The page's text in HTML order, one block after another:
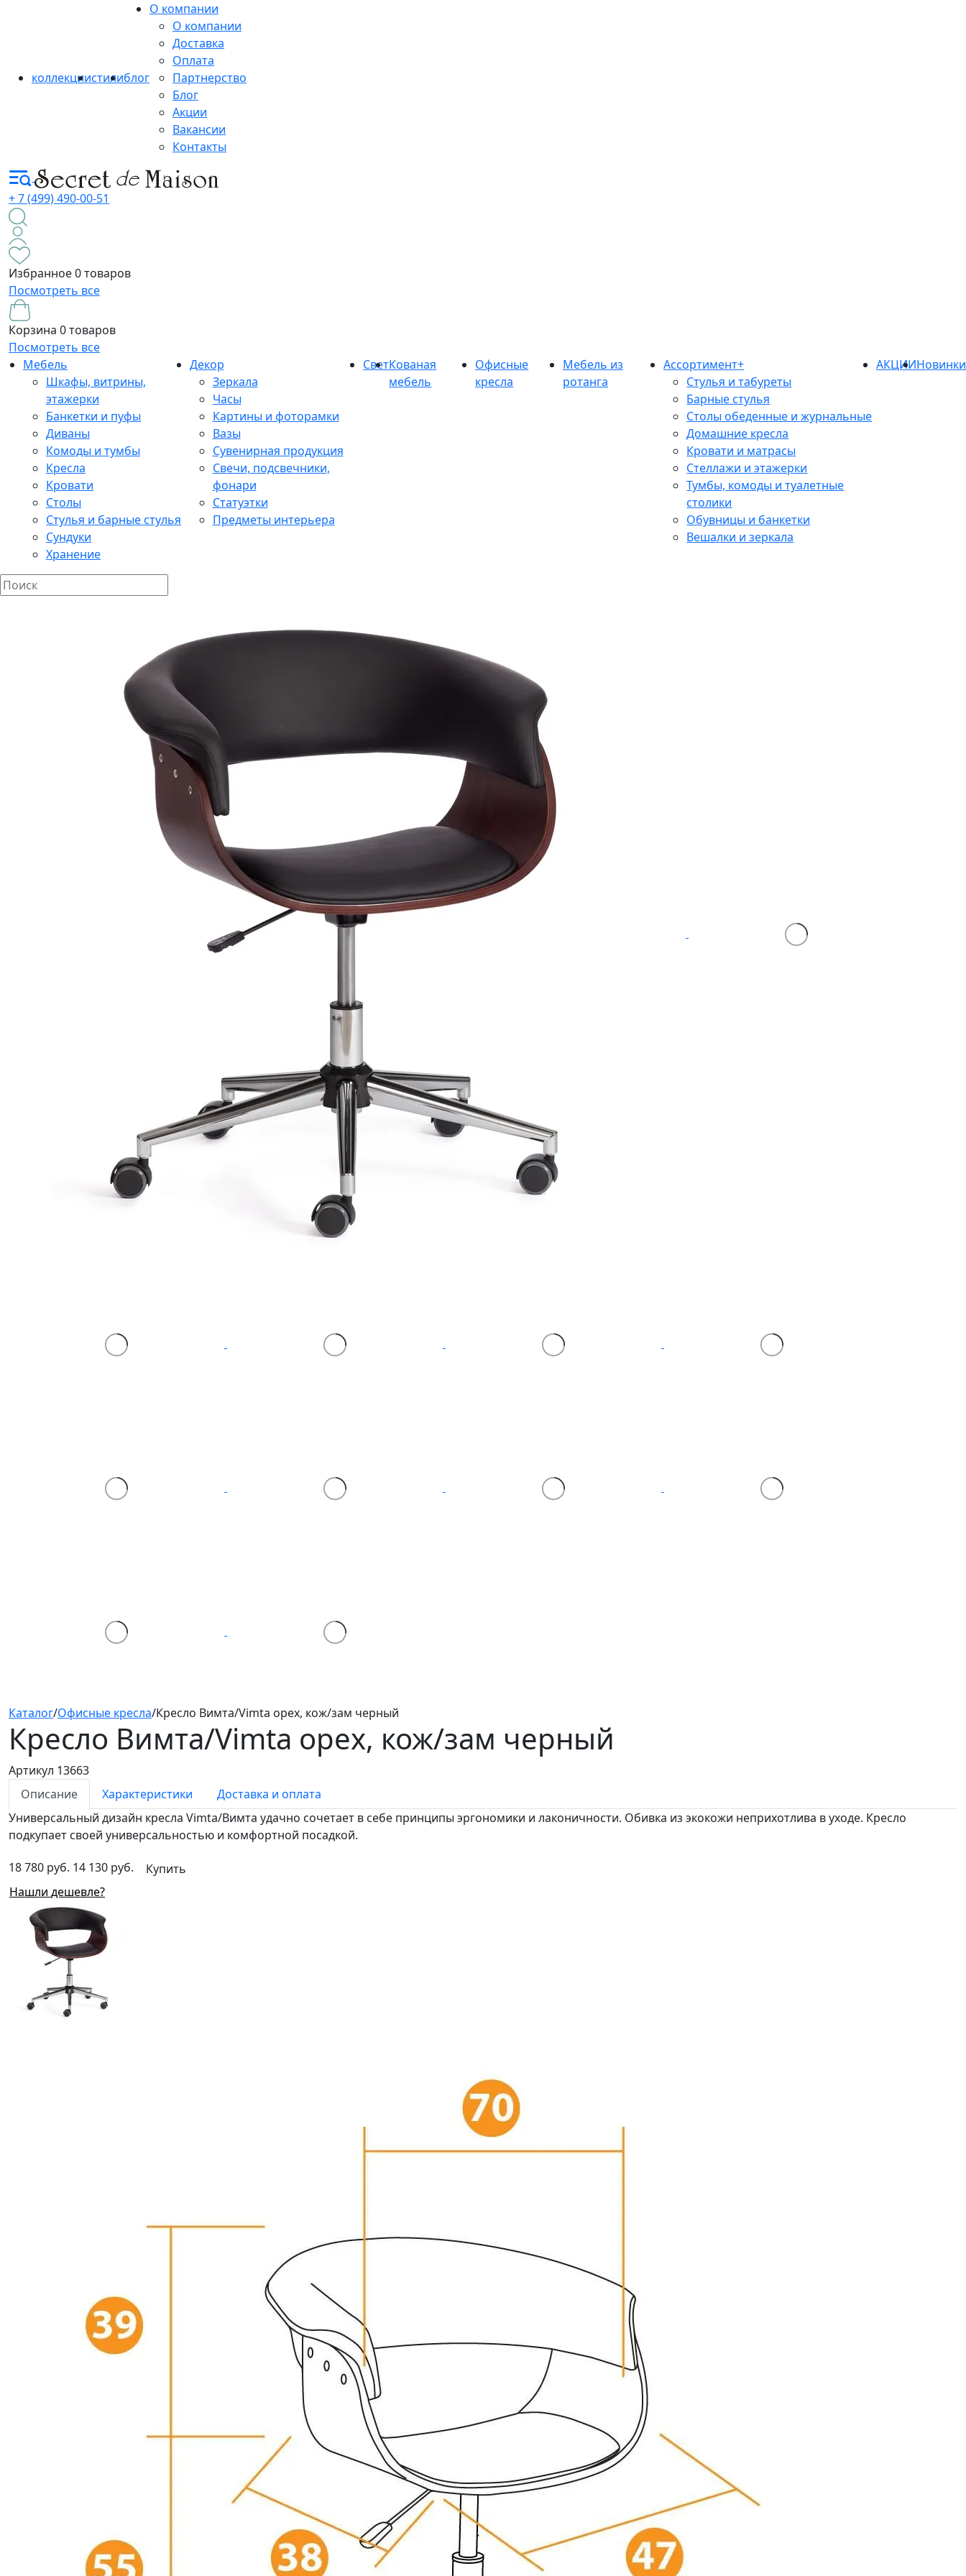
коллекциистилиблог
О компании
О компании
Доставка
Оплата
Партнерство
Блог
Акции
Вакансии
Контакты
+ 7 (499) 490-00-51
Избранное0 товаров
Посмотреть все
Корзина 0 товаров
Посмотреть все
Мебель
Шкафы, витрины,
этажерки
Банкетки и пуфы
Диваны
Комоды и тумбы
Кресла
Кровати
Столы
Стулья и барные стулья
Сундуки
Хранение
Декор
Зеркала
Часы
Картины и фоторамки
Вазы
Сувенирная продукция
Свечи, подсвечники,
фонари
Статуэтки
Предметы интерьера
СветКованая
мебель
Офисные
кресла
Мебель из
ротанга
Ассортимент+
Стулья и табуреты
Барные стулья
Столы обеденные и журнальные
Домашние кресла
Кровати и матрасы
Стеллажи и этажерки
Тумбы, комоды и туалетные
столики
Обувницы и банкетки
Вешалки и зеркала
АКЦИИНовинки
Каталог/Офисные кресла/Кресло Вимта/Vimta орех, кож/зам черный
Кресло Вимта/Vimta орех, кож/зам черный
Артикул 13663
Описание
Характеристики
Доставка и оплата
Универсальный дизайн кресла Vimta/Вимта удачно сочетает в себе принципы эргономики и лаконичности. Обивка из экокожи неприхотлива в уходе. Кресло
подкупает своей универсальностью и комфортной посадкой.
18 780 руб. 14 130 руб.
Купить
Нашли дешевле?